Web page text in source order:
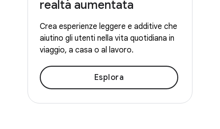
realtà aumentata
Crea esperienze leggere e additive che
aiutino gli utenti nella vita quotidiana in
viaggio, a casa o al lavoro.
Esplora